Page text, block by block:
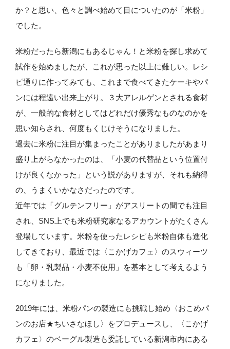
か？と思い、色々と調べ始めて目についたのが「米粉」
でした。
米粉だったら新潟にもあるじゃん！と米粉を探し求めて
試作を始めましたが、これが思った以上に難しい。レシ
ピ通りに作ってみても、これまで食べてきたケーキやパ
ンには程遠い出来上がり。３大アレルゲンとされる食材
が、一般的な食材としてはどれだけ優秀なものなのかを
思い知らされ、何度もくじけそうになりました。
過去に米粉に注目が集まったことがありましたがあまり
盛り上がらなかったのは、「小麦の代替品という位置付
けが良くなかった」という説がありますが、それも納得
の、うまくいかなさだったのです。
近年では「グルテンフリー」がアスリートの間でも注目
され、SNS上でも米粉研究家なるアカウントがたくさん
登場しています。米粉を使ったレシピも米粉自体も進化
してきており、最近では〈こかげカフェ〉のスウィーツ
も「卵・乳製品・小麦不使用」を基本として考えるよう
になりました。
2019年には、米粉パンの製造にも挑戦し始め〈おこめパ
ンのお店★ちいさなほし〉をプロデュースし、〈こかげ
カフェ〉のベーグル製造も委託している新潟市内にある